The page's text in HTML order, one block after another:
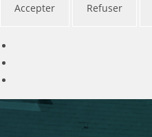
Accepter Refuser